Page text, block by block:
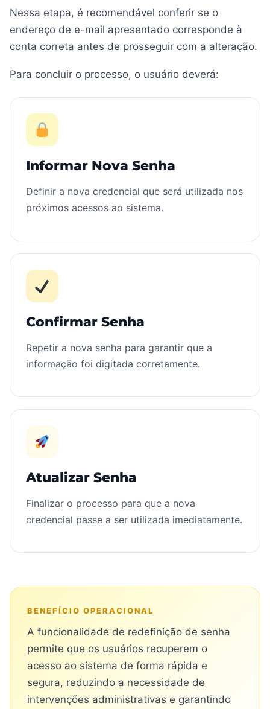
Nessa etapa, é recomendável conferir se o
endereço de e-mail apresentado corresponde à
conta correta antes de prosseguir com a alteração.
Para concluir o processo, o usuário deverá:
Informar Nova Senha
Definir a nova credencial que será utilizada nos
próximos acessos ao sistema.
Confirmar Senha
Repetir a nova senha para garantir que a
informação foi digitada corretamente.
Atualizar Senha
Finalizar o processo para que a nova
credencial passe a ser utilizada imediatamente.
BENEFÍCIO OPERACIONAL
A funcionalidade de redefinição de senha
permite que os usuários recuperem o
acesso ao sistema de forma rápida e
segura, reduzindo a necessidade de
intervenções administrativas e garantindo